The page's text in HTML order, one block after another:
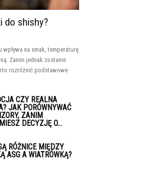
do shishy?
na smak, temperaturę
Zanim jednak zostanie
rozróżnić podstawowe
CZY REALNA
JAK PORÓWNYWAĆ
ZANIM
DECYZJĘ O...
RÓŻNICE MIĘDZY
ASG A WIATRÓWKĄ?